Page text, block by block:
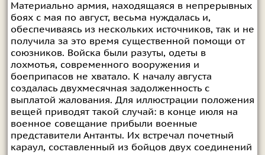
Материально армия, находящаяся в непрерывных
боях с мая по август, весьма нуждалась и,
обеспечиваясь из нескольких источников, так и не
получила за это время существенной помощи от
союзников. Войска были разуты, одеты в
лохмотья, современного вооружения и
боеприпасов не хватало. К началу августа
создалась двухмесячная задолженность с
выплатой жалования. Для иллюстрации положения
вещей приводят такой случай: в конце июля на
военное совещание прибыли военные
представители Антанты. Их встречал почетный
караул, составленный из бойцов двух соединений